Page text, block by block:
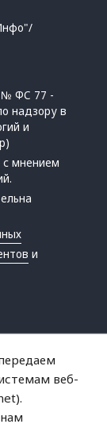
№ ФС 77 -
надзору в
и
мнением
и
веб-